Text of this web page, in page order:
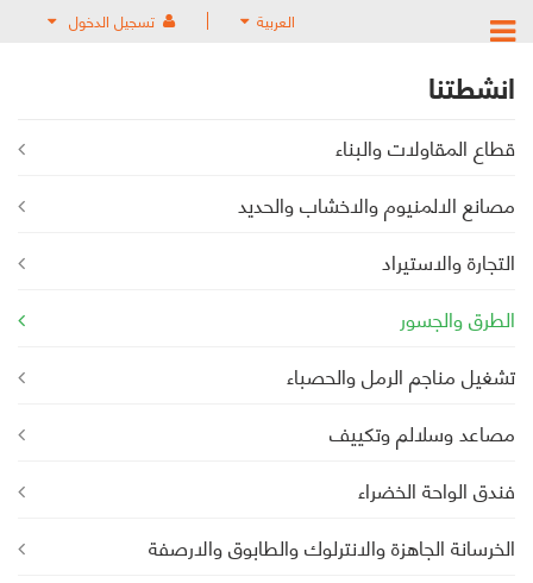
تسجيل الدخول العربية
انشطتنا
قطاع المقاولات والبناء
مصانع الالمنيوم والاخشاب والحديد
التجارة والاستيراد
الطرق والجسور
تشغيل مناجم الرمل والحصباء
مصاعد وسلالم وتكييف
فندق الواحة الخضراء
الخرسانة الجاهزة والانترلوك والطابوق والارصفة